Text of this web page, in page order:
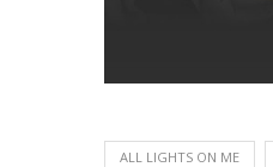
ALL LIGHTS ON ME